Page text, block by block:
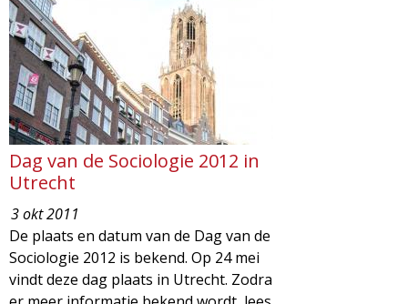
i
o
l
o
g
i
e
d
m
e
n
u
Dag van de Sociologie 2012 in
Utrecht
3 okt 2011
De plaats en datum van de Dag van de
Sociologie 2012 is bekend. Op 24 mei
vindt deze dag plaats in Utrecht. Zodra